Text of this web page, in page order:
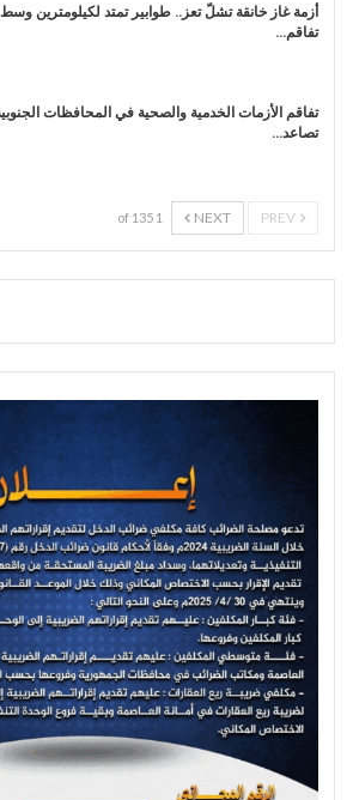
أزمة غاز خانقة تشلّ تعز.. طوابير تمتد لكيلومترين وسط
تفاقم…
تفاقم الأزمات الخدمية والصحية في المحافظات
تصاعد…
NEXT
1 of 135